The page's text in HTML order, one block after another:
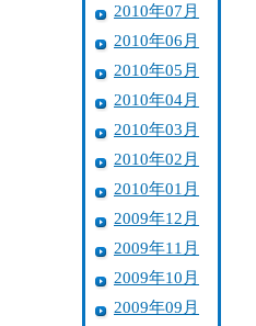
2010年07月
2010年06月
2010年05月
2010年04月
2010年03月
2010年02月
2010年01月
2009年12月
2009年11月
2009年10月
2009年09月